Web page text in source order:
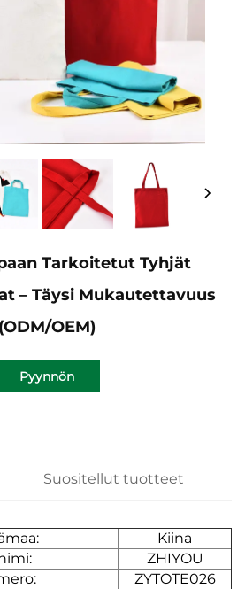
Tarkoitetut Tyhjät
– Täysi Mukautettavuus
(ODM/OEM)
Pyynnön
Suositellut tuotteet
Kiina
ZHIYOU
ZYTOTE026